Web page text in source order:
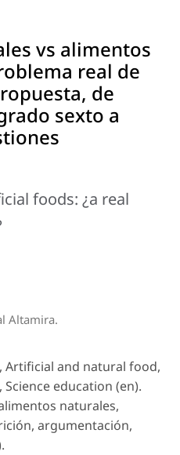
vs alimentos
real de
de
sexto a
foods: ¿a real
Altamira.
Artificial and natural food,
education (en).
naturales,
argumentación,